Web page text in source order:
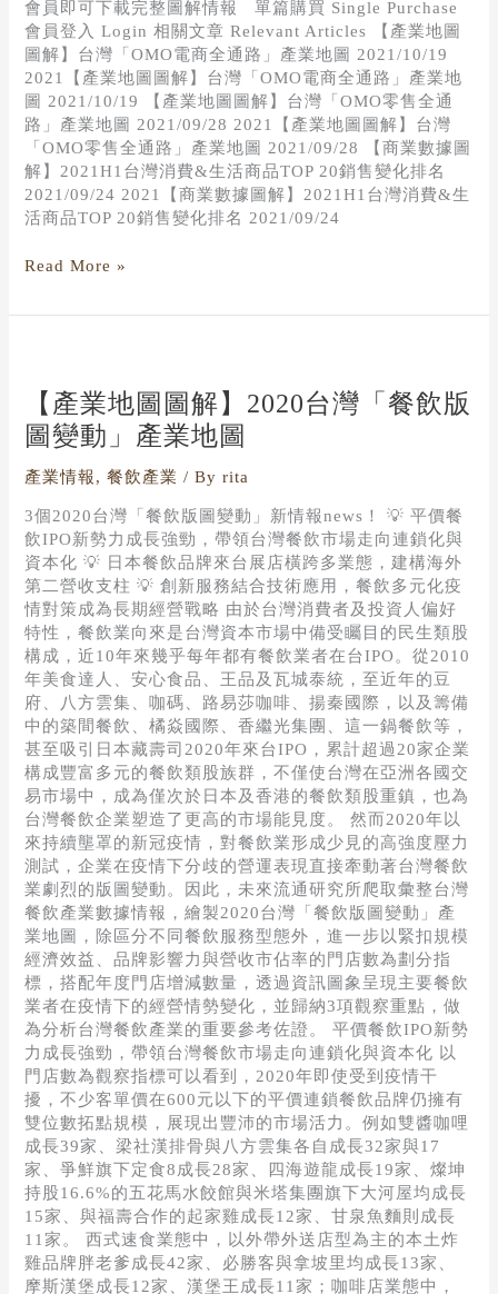
會員即可下載完整圖解情報 單篇購買 Single Purchase
會員登入 Login 相關文章 Relevant Articles 【產業地圖
圖解】台灣「OMO電商全通路」產業地圖 2021/10/19
2021【產業地圖圖解】台灣「OMO電商全通路」產業地
圖 2021/10/19 【產業地圖圖解】台灣「OMO零售全通
路」產業地圖 2021/09/28 2021【產業地圖圖解】台灣
「OMO零售全通路」產業地圖 2021/09/28 【商業數據圖
解】2021H1台灣消費&生活商品TOP 20銷售變化排名
2021/09/24 2021【商業數據圖解】2021H1台灣消費&生
活商品TOP 20銷售變化排名 2021/09/24
Read More »
【產業地圖圖解】2020台灣「餐飲版
圖變動」產業地圖
產業情報,餐飲產業 / Byrita
3個2020台灣「餐飲版圖變動」新情報news！ 💡 平價餐
飲IPO新勢力成長強勁，帶領台灣餐飲市場走向連鎖化與
資本化 💡 日本餐飲品牌來台展店橫跨多業態，建構海外
第二營收支柱 💡 創新服務結合技術應用，餐飲多元化疫
情對策成為長期經營戰略 由於台灣消費者及投資人偏好
特性，餐飲業向來是台灣資本市場中備受矚目的民生類股
構成，近10年來幾乎每年都有餐飲業者在台IPO。從2010
年美食達人、安心食品、王品及瓦城泰統，至近年的豆
府、八方雲集、咖碼、路易莎咖啡、揚秦國際，以及籌備
中的築間餐飲、橘焱國際、香繼光集團、這一鍋餐飲等，
甚至吸引日本藏壽司2020年來台IPO，累計超過20家企業
構成豐富多元的餐飲類股族群，不僅使台灣在亞洲各國交
易市場中，成為僅次於日本及香港的餐飲類股重鎮，也為
台灣餐飲企業塑造了更高的市場能見度。 然而2020年以
來持續壟罩的新冠疫情，對餐飲業形成少見的高強度壓力
測試，企業在疫情下分歧的營運表現直接牽動著台灣餐飲
業劇烈的版圖變動。因此，未來流通研究所爬取彙整台灣
餐飲產業數據情報，繪製2020台灣「餐飲版圖變動」產
業地圖，除區分不同餐飲服務型態外，進一步以緊扣規模
經濟效益、品牌影響力與營收市佔率的門店數為劃分指
標，搭配年度門店增減數量，透過資訊圖象呈現主要餐飲
業者在疫情下的經營情勢變化，並歸納3項觀察重點，做
為分析台灣餐飲產業的重要參考佐證。 平價餐飲IPO新勢
力成長強勁，帶領台灣餐飲市場走向連鎖化與資本化 以
門店數為觀察指標可以看到，2020年即使受到疫情干
擾，不少客單價在600元以下的平價連鎖餐飲品牌仍擁有
雙位數拓點規模，展現出豐沛的市場活力。例如雙醬咖哩
成長39家、梁社漢排骨與八方雲集各自成長32家與17
家、爭鮮旗下定食8成長28家、四海遊龍成長19家、燦坤
持股16.6%的五花馬水餃館與米塔集團旗下大河屋均成長
15家、與福壽合作的起家雞成長12家、甘泉魚麵則成長
11家。 西式速食業態中，以外帶外送店型為主的本土炸
雞品牌胖老爹成長42家、必勝客與拿坡里均成長13家、
摩斯漢堡成長12家、漢堡王成長11家；咖啡店業態中，
圖
圖
解】
2020
台
灣
「餐
飲
版
圖
變
動」
產
業
地
圖